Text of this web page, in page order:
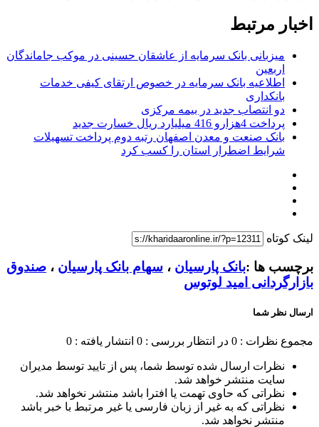
اخبار مرتبط
میزبانی بانک سرمایه از عاشقان حسینی در موکب جاماندگان
اربعین
اطلاعیه بانک سرمایه در خصوص ارتقای کیفی خدمات
بانکداری
دو انتصاب جدید در بیمه مركزی
پرداخت 4هزارو 416 میلیارد ریال خسارت جدید
بانک صنعت و معدن اصفهان رتبه دوم پرداخت تسهیلات
شرایط اضطرار استان را کسب کرد
لینک کوتاه
برچسب ها :بانک پارسیان ، سهام بانک پارسیان ، صندوق
بازارگردانی امید لوتوس
ارسال نظر شما
مجموع نظرات : 0 در انتظار بررسی : 0 انتشار یافته : 0
نظرات ارسال شده توسط شما، پس از تایید توسط مدیران
سایت منتشر خواهد شد.
نظراتی که حاوی تهمت یا افترا باشد منتشر نخواهد شد.
نظراتی که به غیر از زبان فارسی یا غیر مرتبط با خبر باشد
منتشر نخواهد شد.